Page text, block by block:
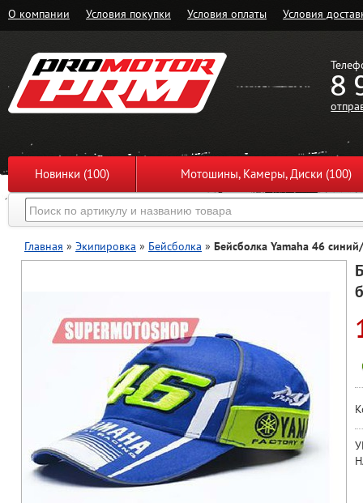
О компании Условия покупки Условия оплаты Условия
8
Новинки (100) Мотошины, Камеры, Диски (100)
Главная » Экипировка » Бейсболка » Бейсболка Yamaha 46